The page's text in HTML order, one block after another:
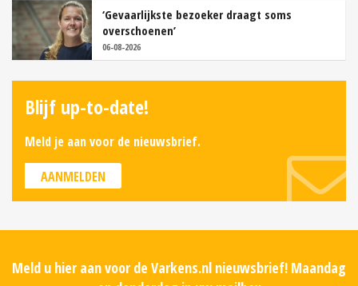
‘Gevaarlijkste bezoeker draagt soms
overschoenen’
06-08-2026
Blijf up-to-date!
Meld je aan voor de nieuwsbrief.
AANMELDEN
Meld u hier aan voor de Varkens.nl nieuwsbrief! Maandag